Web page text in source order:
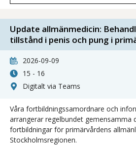
Update allmänmedicin:
tillstånd i penis och pung i
2026-09-09
15 - 16
Digitalt via Teams
Våra fortbildningssamordnare och
arrangerar regelbundet gemensamma
fortbildningar för primärvårdens
Stockholmsregionen.